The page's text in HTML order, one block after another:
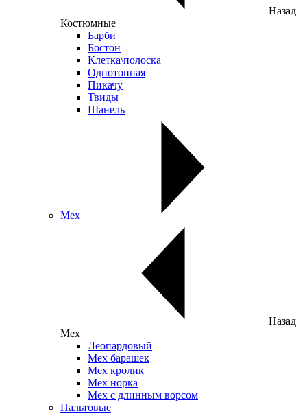
Назад
Костюмные
Барби
Бостон
Клетка\полоска
Однотонная
Пикачу
Твиды
Шанель
Мех
Назад
Мех
Леопардовый
Мех барашек
Мех кролик
Мех норка
Мех с длинным ворсом
Пальтовые